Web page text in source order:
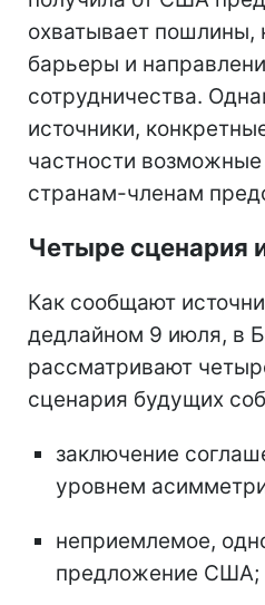
охватывает пошлины,
барьеры и
сотрудничества.
источники,
частности
странам-членам
Четыре сценария
Как сообщают
дедлайном 9 июля, в
рассматривают
сценария будущих
заключение
уровнем
неприемлемое,
предложение США;